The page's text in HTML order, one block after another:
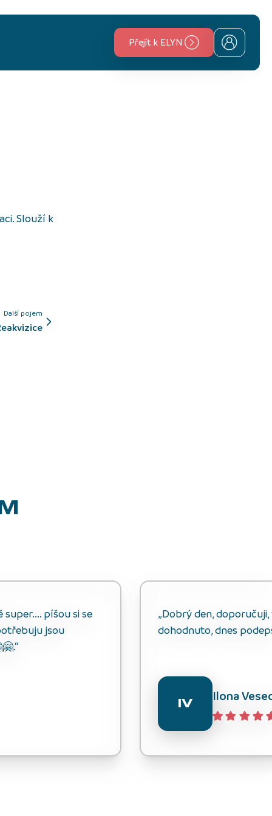
Přejít k ELYN
Slouží k
Další pojem
Reakvizice
píšou si se
jsou
„Dobrý den,
dohodnuto, dnes
IV Ilona